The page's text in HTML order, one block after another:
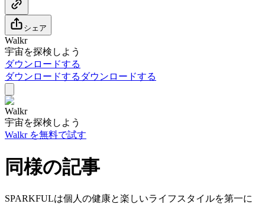
シェア
Walkr
宇宙を探検しよう
ダウンロードする
ダウンロードする ダウンロードする
Walkr
宇宙を探検しよう
Walkr を無料で試す
同様の記事
SPARKFULは個人の健康と楽しいライフスタイルを第一に